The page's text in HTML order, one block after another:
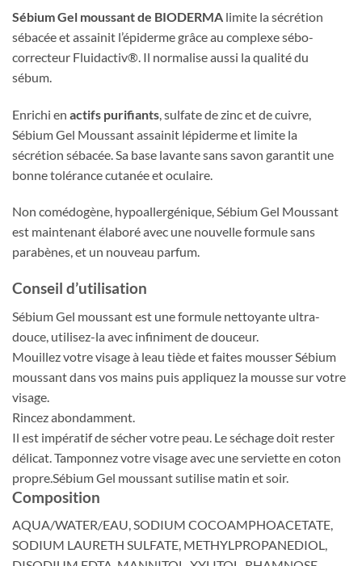
Sébium Gel moussant de BIODERMA limite la sécrétion
sébacée et assainit l’épiderme grâce au complexe sébo-
correcteur Fluidactiv®. Il normalise aussi la qualité du
sébum.
Enrichi en actifs purifiants , sulfate de zinc et de cuivre,
Sébium Gel Moussant assainit lépiderme et limite la
sécrétion sébacée. Sa base lavante sans savon garantit une
bonne tolérance cutanée et oculaire.
Non comédogène, hypoallergénique, Sébium Gel Moussant
est maintenant élaboré avec une nouvelle formule sans
parabènes, et un nouveau parfum.
Conseil d’utilisation
Sébium Gel moussant est une formule nettoyante ultra-
douce, utilisez-la avec infiniment de douceur.
Mouillez votre visage à leau tiède et faites mousser Sébium
moussant dans vos mains puis appliquez la mousse sur votre
visage.
Rincez abondamment.
Il est impératif de sécher votre peau. Le séchage doit rester
délicat. Tamponnez votre visage avec une serviette en coton
propre.Sébium Gel moussant sutilise matin et soir.
Composition
AQUA/WATER/EAU, SODIUM COCOAMPHOACETATE,
SODIUM LAURETH SULFATE, METHYLPROPANEDIOL,